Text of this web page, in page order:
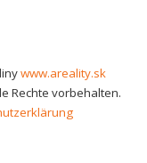
www.areality.sk
Rechte vorbehalten.